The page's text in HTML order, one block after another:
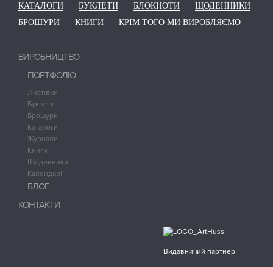
КАТАЛОГИ БУКЛЕТИ БЛОКНОТИ
ЩОДЕННИКИ
БРОШУРИ
КНИГИ КРІМ ТОГО МИ ВИРОБЛЯЄМО
ВИРОБНИЦТВО
ПОРТФОЛІО
Листівки
Буклети
Брошури
Каталоги
Журнали
Книги
Щоденники
Календарі
БЛОГ
КОНТАКТИ
Видавничий партнер